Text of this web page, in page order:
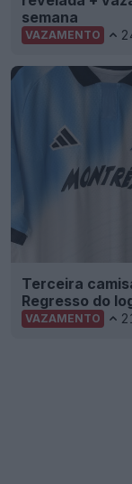
semana
VAZAMENTO
Terceira
Regresso do
VAZAMENTO